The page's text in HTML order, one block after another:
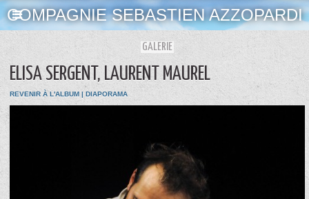
COMPAGNIE SEBASTIEN AZZOPARDI
GALERIE
ELISA SERGENT, LAURENT MAUREL
REVENIR À L'ALBUM | DIAPORAMA